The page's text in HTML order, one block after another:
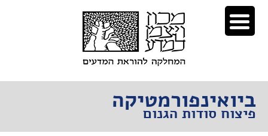
דלג
לתוכן
דלג
לניווט
ביואינפורמטיקה
פיצוח סודות הגנום